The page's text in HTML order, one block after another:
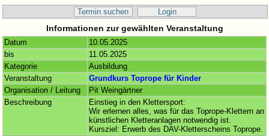
Termin suchen Login
Informationen zur gewählten Veranstaltung
Datum
10.05.2025
bis
11.05.2025
Kategorie
Ausbildung
Veranstaltung
Grundkurs Toprope für Kinder
Organisation / Leitung
Pit Weingärtner
Beschreibung
Einstieg in den Klettersport:
Wir erlernen alles, was für das Toprope-Klettern an
künstlichen Kletteranlagen notwendig ist.
Kursziel: Erwerb des DAV-Kletterscheins Toprope.